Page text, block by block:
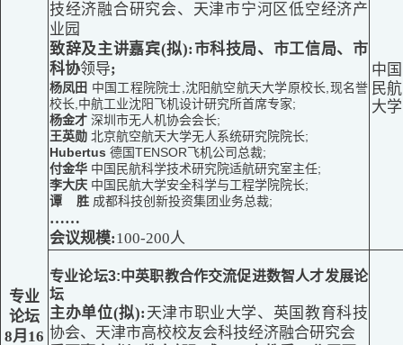
专业
论坛
8月16
技经济融合研究会、天津市宁河区低空经济产
业园
致辞及主讲嘉宾(拟):市科技局、市工信局、市
科协领导;
杨凤田 中国工程院院士,沈阳航空航天大学原校长,现名誉
校长,中航工业沈阳飞机设计研究所首席专家;
杨金才 深圳市无人机协会会长;
王英勋 北京航空航天大学无人系统研究院院长;
Hubertus 德国TENSOR飞机公司总裁;
付金华 中国民航科学技术研究院适航研究室主任;
李大庆 中国民航大学安全科学与工程学院院长;
谭 胜 成都科技创新投资集团业务总裁;
……
会议规模:100-200人
中国
民航
大学
专业论坛3:中英职教合作交流促进数智人才发展论
坛
主办单位(拟): 天津市职业大学、英国教育科技
协会、天津市高校校友会科技经济融合研究会